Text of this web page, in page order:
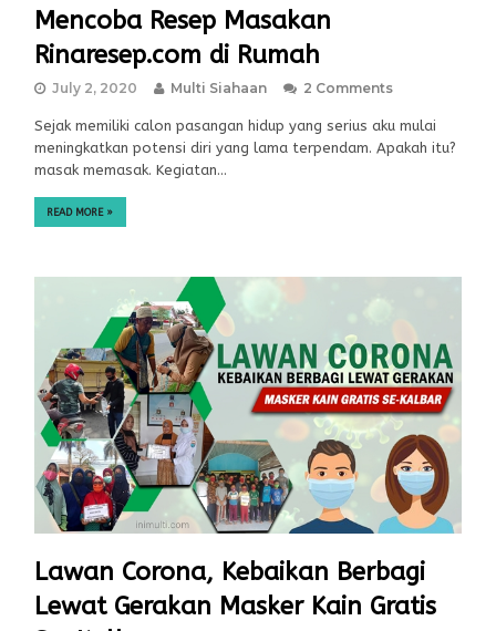
Mencoba Resep Masakan
Rinaresep.com di Rumah
July 2, 2020 Multi Siahaan 2 Comments
Sejak memiliki calon pasangan hidup yang serius aku mulai
meningkatkan potensi diri yang lama terpendam. Apakah itu?
masak memasak. Kegiatan…
READ MORE »
Lawan Corona, Kebaikan Berbagi
Lewat Gerakan Masker Kain Gratis